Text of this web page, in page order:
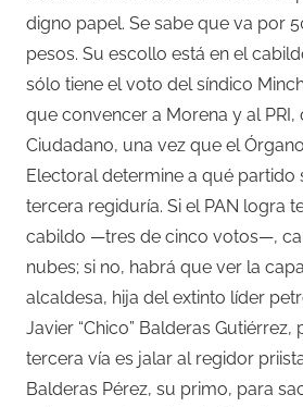
digno papel. Se sabe que va por
pesos. Su escollo está en el
sólo tiene el voto del síndico
que convencer a Morena y al
Ciudadano, una vez que el
Electoral determine a qué partido
tercera regiduría. Si el PAN logra
cabildo —tres de cinco votos—,
nubes; si no, habrá que ver la
alcaldesa, hija del extinto líder
Javier “Chico” Balderas Gutiérrez,
tercera vía es jalar al regidor
Balderas Pérez, su primo, para